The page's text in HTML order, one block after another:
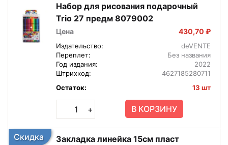
Набор для рисования подарочный
Trio 27 предм 8079002
Цена 430,70 ₽
Издательство:
deVENTE
Переплет:
Без названия
Год издания:
2022
Штрихкод:
4627185280711
Остаток:
13 шт
+ В КОРЗИНУ
Скидка
Закладка линейка 15см пласт